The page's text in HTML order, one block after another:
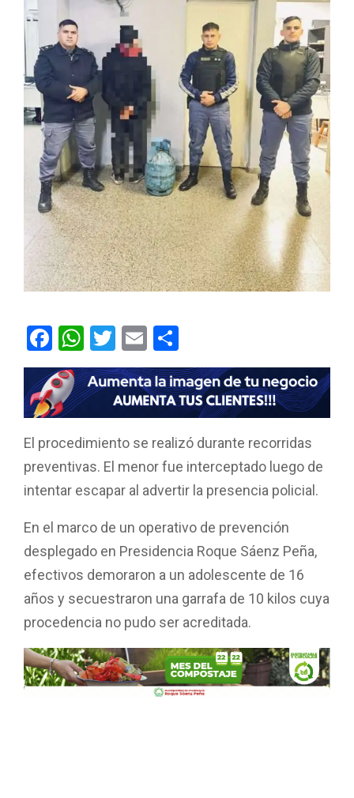
F
a
ce
b
o
o
k
W
h
at
s
A
p
p
T
wi
tt
er
E
m
ail
o
m
p
ar
tir
El procedimiento se realizó durante recorridas
preventivas. El menor fue interceptado luego de
intentar escapar al advertir la presencia policial.
En el marco de un operativo de prevención
desplegado en Presidencia Roque Sáenz Peña,
efectivos demoraron a un adolescente de 16
años y secuestraron una garrafa de 10 kilos cuya
procedencia no pudo ser acreditada.